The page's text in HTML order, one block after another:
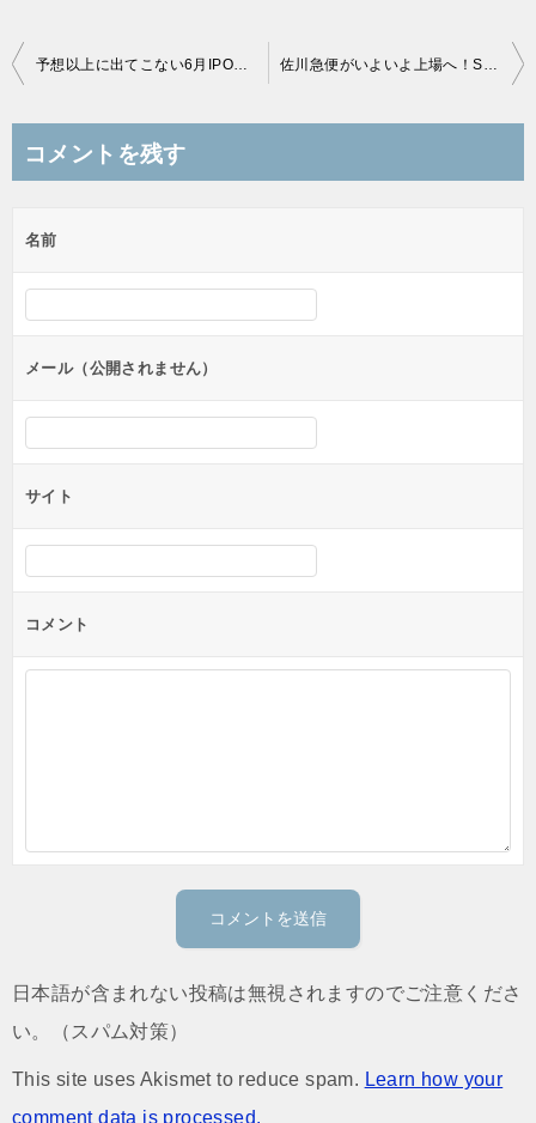
投
ビ
ー
シ
ョ
ン
予想以上に出てこない6月IPO、現状小型4社のみ 佐川急便がいよいよ上場へ！SGホールディングスが東証に上場申請
コメントを残す
名前
メール（公開されません）
サイト
コメント
日本語が含まれない投稿は無視されますのでご注意くださ
い。（スパム対策）
This site uses Akismet to reduce spam. Learn how your
comment data is processed.